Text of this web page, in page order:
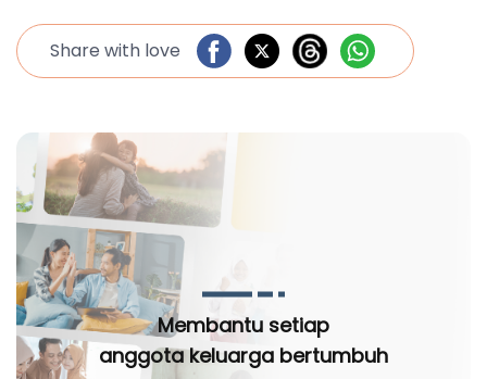
Share with love
Membantu setiap
anggota keluarga bertumbuh